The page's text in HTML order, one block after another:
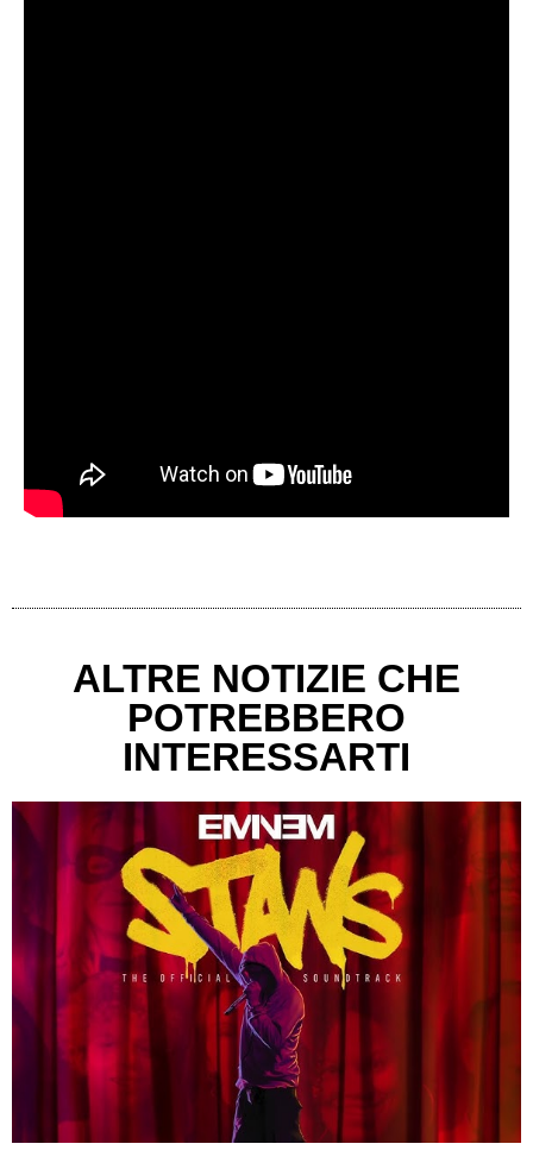
ALTRE NOTIZIE CHE
POTREBBERO
INTERESSARTI